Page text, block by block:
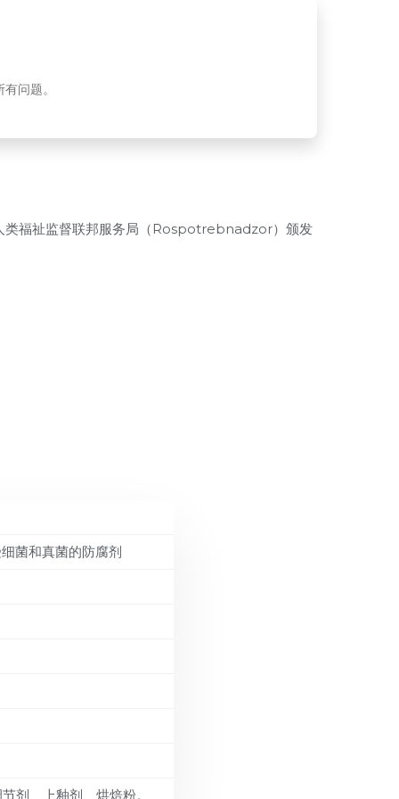
问题。
类福祉监督联邦服务局（Rospotrebnadzor）颁发
菌和真菌的防腐剂
剂、上釉剂、烘焙粉。